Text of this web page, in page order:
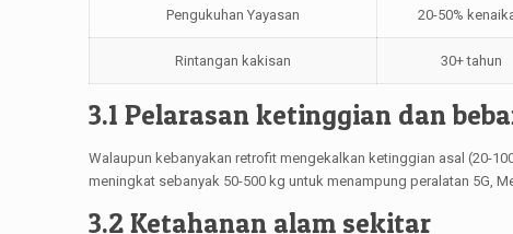
Pengukuhan Yayasan 20-50%
Rintangan kakisan 30+ tahun
3.1 Pelarasan ketinggian dan
Walaupun kebanyakan retrofit mengekalkan ketinggian asal (20-
meningkat sebanyak 50-500 kg untuk menampung peralatan 5G,
3.2 Ketahanan alam sekitar